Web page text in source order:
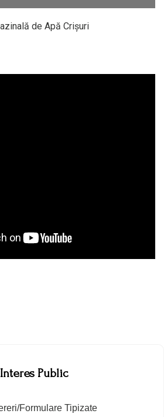
de Apă Crișuri
Public
Formulare Tipizate